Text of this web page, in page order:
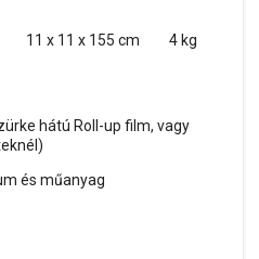
11 x 11 x 155 cm 4 kg
hátú Roll-up film, vagy
és műanyag